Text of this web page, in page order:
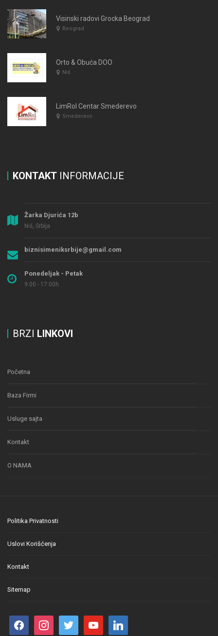
Visinski radovi Grocka Beograd
Beograd
Orto & Obuća DOO
Niš
LimRol Centar Smederevo
Smederevo
KONTAKT INFORMACIJE
Žarka Djurića 12b
Niš, Srbija
biznisimeniksrbije@gmail.com
Ponedeljak - Petak
9:00 - 17:00h
BRZI LINKOVI
Početna
Baza Firmi
Usluge sajta
Kontakt
O NAMA
Politika Privatnosti
Uslovi Korišćenja
Kontakt
Sitemap